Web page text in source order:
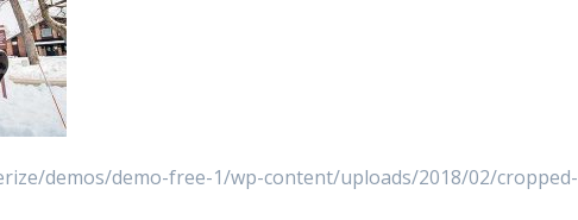
demos/demo-free-1/wp-content/uploads/2018/02/cropped-